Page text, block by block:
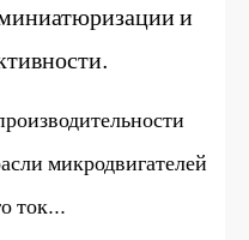
и
микродвигателей
ток...